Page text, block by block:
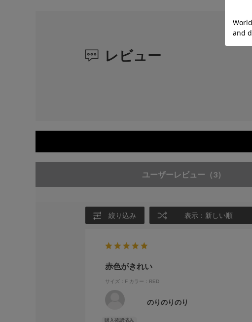
レビュー
ユーザーレビュー （3）
絞り込み 表示：新しい順
赤色がきれい
サイズ：F カラー：RED
のりのりのり